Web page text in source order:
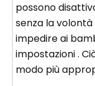
possono
senza la volontà
impedire ai
impostazioni .
modo più